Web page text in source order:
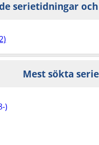
serietidningar
Mest sökta
)